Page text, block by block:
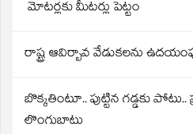
మోటర్లకు మీటర్లు పెట్టం
రాష్ట్ర ఆవిర్బావ వేడుకలను
బొక్కతింటూ.. పుట్టిన గడ్డకు పోటు..
లొంగుబాటు